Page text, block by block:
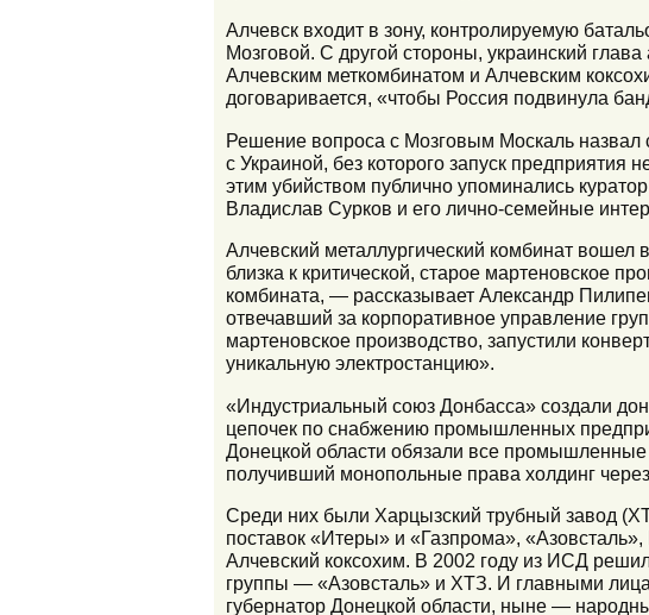
Алчевск входит в зону, контролируемую
Мозговой. С другой стороны, украинский
Алчевским меткомбинатом и Алчевским
договаривается, «чтобы Россия подвинула
Решение вопроса с Мозговым Москаль
с Украиной, без которого запуск
этим убийством публично упоминались
Владислав Сурков и его лично-семейные
Алчевский металлургический комбинат
близка к критической, старое мартеновское
комбината, — рассказывает Александр
отвечавший за корпоративное управление
мартеновское производство, запустили
уникальную электростанцию».
«Индустриальный союз Донбасса» создали
цепочек по снабжению промышленных
Донецкой области обязали все
получивший монопольные права холдинг
Среди них были Харцызский трубный завод
поставок «Итеры» и «Газпрома»,
Алчевский коксохим. В 2002 году из ИСД
группы — «Азовсталь» и ХТЗ. И главными
губернатор Донецкой области, ныне —